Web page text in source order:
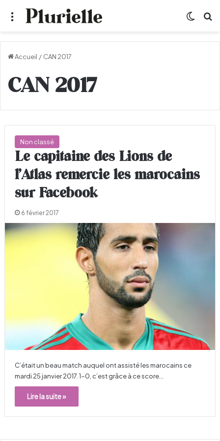
Menu
Accueil / CAN 2017
CAN 2017
Non classé
Le capitaine des Lions de
l’Atlas remercie les marocains
sur Facebook
6 février 2017
C’était un beau match auquel ont assisté les marocains ce
mardi 25 janvier 2017. 1-0, c’est grâce à ce score…
Lire la suite »